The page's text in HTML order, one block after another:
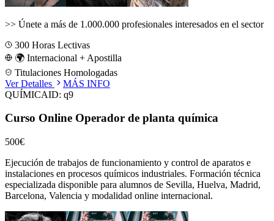
>> Únete a más de 1.000.000 profesionales interesados en el sector
300 Horas Lectivas
🌍 Internacional + Apostilla
Titulaciones Homologadas
Ver Detalles
MÁS INFO
QUÍMICAID: q9
Curso Online Operador de planta química
500€
Ejecución de trabajos de funcionamiento y control de aparatos e
instalaciones en procesos químicos industriales. Formación técnica
especializada disponible para alumnos de Sevilla, Huelva, Madrid,
Barcelona, Valencia y modalidad online internacional.